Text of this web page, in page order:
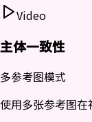
Video
主体一致性
多参考图模式
使用多张参考图在